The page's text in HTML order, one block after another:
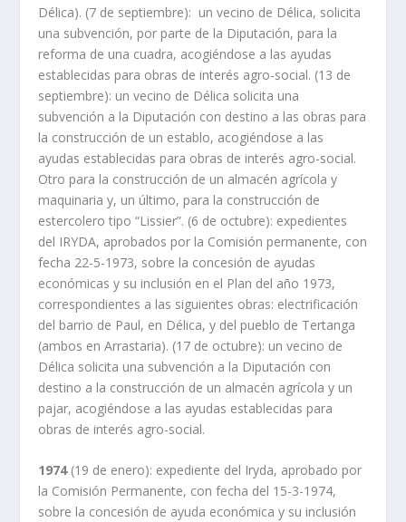
Délica). (7 de septiembre): un vecino de Délica, solicita
una subvención, por parte de la Diputación, para la
reforma de una cuadra, acogiéndose a las ayudas
establecidas para obras de interés agro-social. (13 de
septiembre): un vecino de Délica solicita una
subvención a la Diputación con destino a las obras para
la construcción de un establo, acogiéndose a las
ayudas establecidas para obras de interés agro-social.
Otro para la construcción de un almacén agrícola y
maquinaria y, un último, para la construcción de
estercolero tipo “Lissier”. (6 de octubre): expedientes
del IRYDA, aprobados por la Comisión permanente, con
fecha 22-5-1973, sobre la concesión de ayudas
económicas y su inclusión en el Plan del año 1973,
correspondientes a las siguientes obras: electrificación
del barrio de Paul, en Délica, y del pueblo de Tertanga
(ambos en Arrastaria). (17 de octubre): un vecino de
Délica solicita una subvención a la Diputación con
destino a la construcción de un almacén agrícola y un
pajar, acogiéndose a las ayudas establecidas para
obras de interés agro-social.
1974 (19 de enero): expediente del Iryda, aprobado por
la Comisión Permanente, con fecha del 15-3-1974,
sobre la concesión de ayuda económica y su inclusión